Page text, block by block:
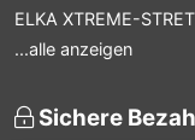
ELKA XTREME-
...alle anzeigen
Sichere